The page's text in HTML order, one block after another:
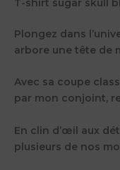
T-shirt sugar skull
Plongez dans
arbore une tête de
Avec sa coupe
par mon conjoint,
En clin d’œil aux
plusieurs de nos